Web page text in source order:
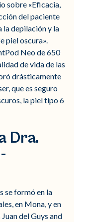
sobre «Eficacia,
del paciente
la depilación y la
piel oscura».
Neo de 650
de vida de las
drásticamente
que es seguro
la piel tipo 6
Dra.
se formó en la
en Mona, y en
del Guys and